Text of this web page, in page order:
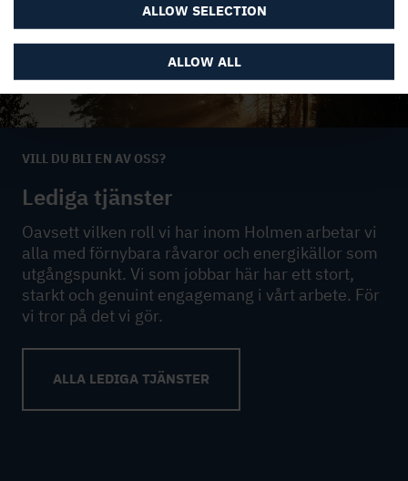
ALLOW ALL
ALLOW SELECTION
VILL DU BLI EN AV OSS?
Lediga tjänster
Oavsett vilken roll vi har inom Holmen arbetar vi
alla med förnybara råvaror och energikällor som
utgångspunkt. Vi som jobbar här har ett stort,
starkt och genuint engagemang i vårt arbete. För
vi tror på det vi gör.
ALLA LEDIGA TJÄNSTER